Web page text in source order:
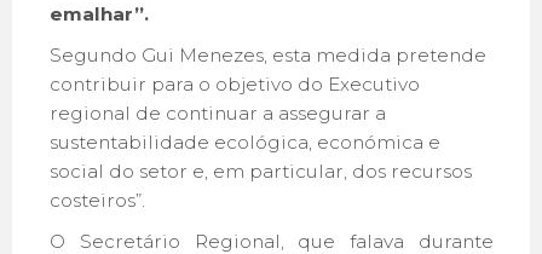
emalhar”.
Segundo Gui Menezes, esta medida pretende
contribuir para o objetivo do Executivo
regional de continuar a assegurar a
sustentabilidade ecológica, económica e
social do setor e, em particular, dos recursos
costeiros”.
O Secretário Regional, que falava durante